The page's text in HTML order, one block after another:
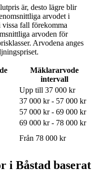
är, desto lägre blir
arvodet i
fall förekomma
arvoden för
Arvodena anges
Mäklararvode
intervall
Upp till 37 000 kr
37 000 kr - 57 000 kr
57 000 kr - 69 000 kr
69 000 kr - 78 000 kr
Från 78 000 kr
i Båstad baserat